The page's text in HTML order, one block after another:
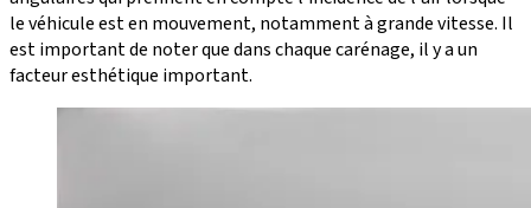
le véhicule est en mouvement, notamment à grande vitesse. Il
est important de noter que dans chaque carénage, il y a un
facteur esthétique important.